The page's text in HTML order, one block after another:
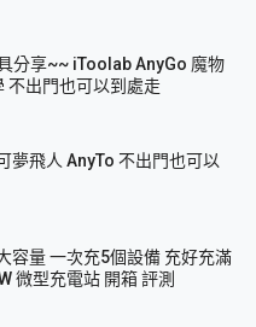
分享~~ iToolab AnyGo 魔物
不出門也可以到處走
夢飛人 AnyTo 不出門也可以
容量 一次充5個設備 充好充滿
微型充電站 開箱 評測